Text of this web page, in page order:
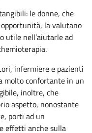
le donne, che
la valutano
utile nell’aiutarle ad
infermiere e pazienti
molto confortante in un
inoltre, che
aspetto, nonostante
porti ad un
effetti anche sulla